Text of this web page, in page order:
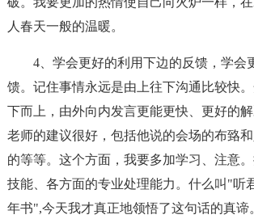
人春天一般的温暖。
4、学会更好的利用下边的反馈，学会
馈。记住事情永远是由上往下沟通比较快
下而上，由外向内发言更能更快、更好的
老师的建议很好，包括他说的会场的布臵
的等等。这个方面，我要多加学习、注意
技能、各方面的专业处理能力。什么叫"听
年书",今天我才真正地领悟了这句话的真谛